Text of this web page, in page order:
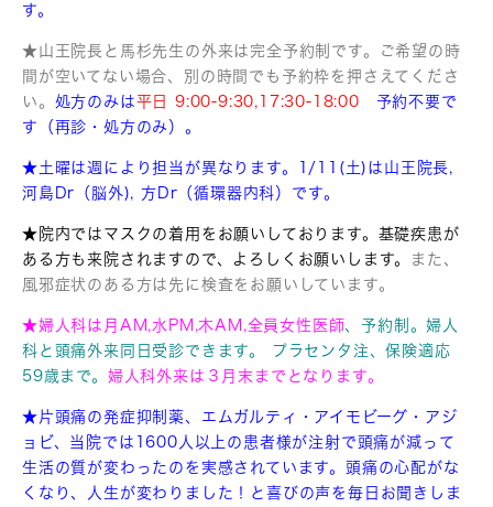
す。
★山王院長と馬杉先生の外来は完全予約制です。ご希望の時
間が空いてない場合、別の時間でも予約枠を押さえてくださ
い。 処方のみは平日 9:00-9:30,17:30-18:00 予約不要で
す（再診・処方のみ）。
★土曜は週により担当が異なります。1/11(土)は山王院長,
河島Dr（脳外), 方Dr（循環器内科）です。
★院内ではマスクの着用をお願いしております。基礎疾患が
ある方も来院されますので、よろしくお願いします。
また、
風邪症状のある方は先に検査をお願いしています。
★婦人科は月AM,水PM,木AM,全員女性医師 、予約制。婦人
科と頭痛外来同日受診できます。 プラセンタ注、保険適応
59歳まで。 婦人科外来は３月末までとなります。
★片頭痛の発症抑制薬、エムガルティ・アイモビーグ・アジ
ョビ、 当院では1600人以上の患者様が注射で頭痛が減って
生活の質が変わったのを実感されています。頭痛の心配がな
くなり、人生が変わりました！と喜びの声を毎日お聞きしま